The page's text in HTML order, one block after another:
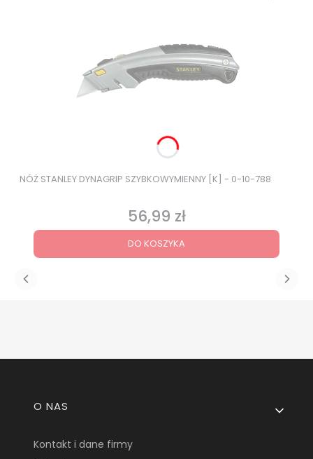
NÓŻ STANLEY DYNAGRIP SZYBKOWYMIENNY [K] - 0-10-788
Cena
56,99 zł
DO KOSZYKA
Linki w stopce
O NAS
Kontakt i dane firmy